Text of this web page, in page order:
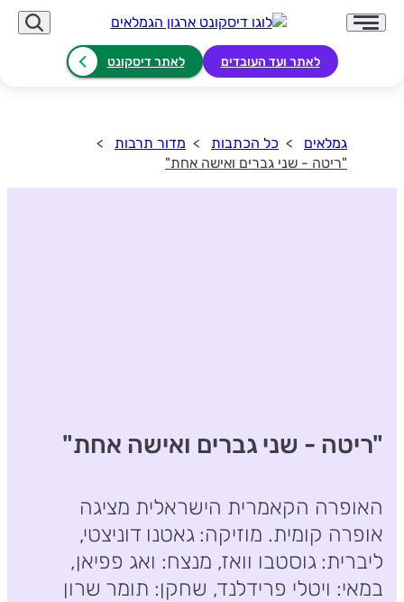
לאתר ועד העובדים לאתר דיסקונט
גמלאים כל הכתבות
מדור תרבות
"ריטה - שני גברים ואישה אחת"
"ריטה - שני גברים ואישה אחת"
האופרה הקאמרית הישראלית מציגה
אופרה קומית. מוזיקה: גאטנו דוניצטי,
ליברית: גוסטבו וואז, מנצח: ואג פפיאן,
במאי: ויטלי פרידלנד, שחקן: תומר שרון